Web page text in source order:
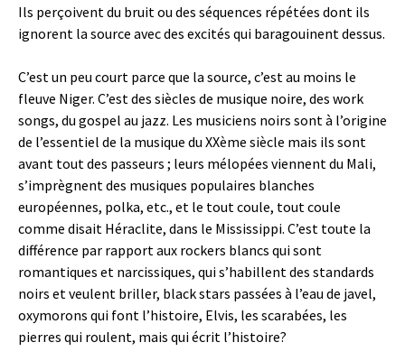
Ils perçoivent du bruit ou des séquences répétées dont ils
ignorent la source avec des excités qui baragouinent dessus.
C’est un peu court parce que la source, c’est au moins le
fleuve Niger. C’est des siècles de musique noire, des work
songs, du gospel au jazz. Les musiciens noirs sont à l’origine
de l’essentiel de la musique du XXème siècle mais ils sont
avant tout des passeurs ; leurs mélopées viennent du Mali,
s’imprègnent des musiques populaires blanches
européennes, polka, etc., et le tout coule, tout coule
comme disait Héraclite, dans le Mississippi. C’est toute la
différence par rapport aux rockers blancs qui sont
romantiques et narcissiques, qui s’habillent des standards
noirs et veulent briller, black stars passées à l’eau de javel,
oxymorons qui font l’histoire, Elvis, les scarabées, les
pierres qui roulent, mais qui écrit l’histoire?